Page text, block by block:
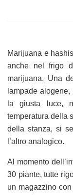
Marijuana e
anche nel frigo
marijuana. Una
lampade
la giusta luce,
temperatura della
della stanza, si
l’altro analogico.
Al momento
30 piante, tutte
un magazzino